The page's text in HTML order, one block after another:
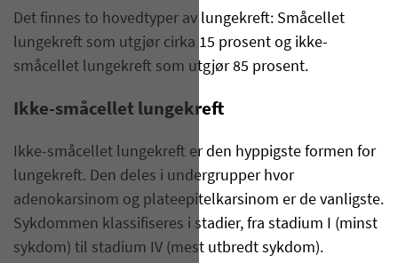
Det finnes to hovedtyper av lungekreft: Småcellet
lungekreft som utgjør cirka 15 prosent og ikke-
småcellet lungekreft som utgjør 85 prosent.
Ikke-småcellet lungekreft
Ikke-småcellet lungekreft er den hyppigste formen for
lungekreft. Den deles i undergrupper hvor
adenokarsinom og plateepitelkarsinom er de vanligste.
Sykdommen klassifiseres i stadier, fra stadium I (minst
sykdom) til stadium IV (mest utbredt sykdom).